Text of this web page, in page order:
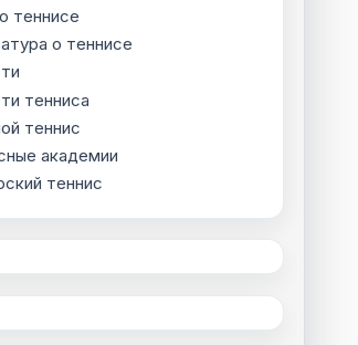
теннисе
о теннисе
тенниса
теннис
академии
теннис